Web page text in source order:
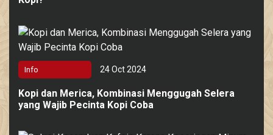
Info 24 Oct 2024
Kopi dan Merica, Kombinasi Menggugah Selera
yang Wajib Pecinta Kopi Coba